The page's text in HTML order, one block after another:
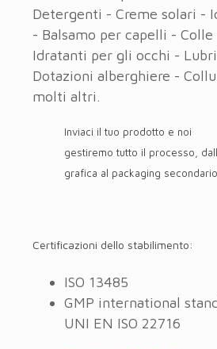
Detergenti - Creme solari -
- Balsamo per capelli - Colle
Idratanti per gli occhi -
Dotazioni alberghiere -
molti altri.
Inviaci il tuo prodotto e noi
gestiremo tutto il processo,
grafica al packaging
Certificazioni dello stabilimento:
ISO 13485
GMP international
UNI EN ISO 22716